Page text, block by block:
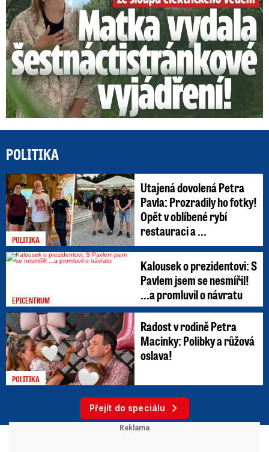
POLITIKA
POLITIKA
Utajená dovolená Petra
Pavla: Prozradily ho fotky!
Opět v oblíbené rybí
restauraci a ...
EPICENTRUM
Kalousek o prezidentovi: S
Pavlem jsem se nesmířil!
...a promluvil o návratu
POLITIKA
Radost v rodině Petra
Macinky: Polibky a růžová
oslava!
Přejít do speciálu